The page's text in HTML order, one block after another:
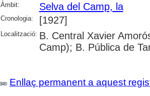
Àmbit: Selva del Camp, la
Cronologia: [1927]
Localització: B. Central Xavier
Camp); B. Pública de
Enllaç permanent a aquest